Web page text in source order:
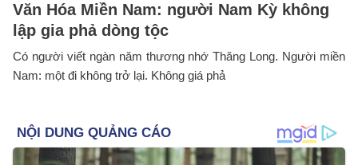
Văn Hóa Miền Nam: người Nam Kỳ không
lập gia phả dòng tộc
Có người viết ngàn năm thương nhớ Thăng Long. Người miền
Nam: một đi không trở lại. Không giá phả